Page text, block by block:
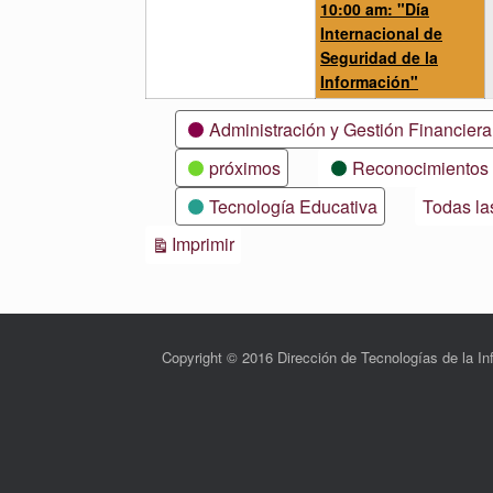
2021
10:00 am: "Día
Internacional de
Seguridad de la
Información"
CategoríasAdministración y Gestión Financiera
próximos
Reconocimientos
Tecnología Educativa
Todas
ImprimirVistas
Copyright © 2016 Dirección de Tecnologías de la